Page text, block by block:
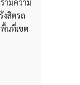
ามีความ
งสิตรถ
พื้นที่เขต